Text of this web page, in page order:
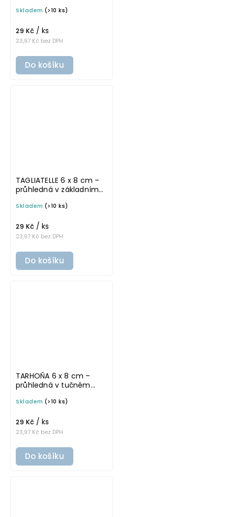
samolepka na
Skladem (>10 ks)
23,97 Kč bez DPH
29 Kč / ks
Do košíku
TAGLIATELLE 6 x 8 cm –
průhledná v základním
samolepka na
Skladem (>10 ks)
23,97 Kč bez DPH
29 Kč / ks
Do košíku
TARHOŇA 6 x 8 cm –
průhledná v tučném
samolepka na
Skladem (>10 ks)
23,97 Kč bez DPH
29 Kč / ks
Do košíku